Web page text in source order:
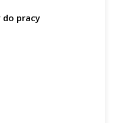
do pracy